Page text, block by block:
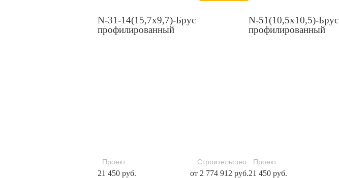
N-31-14(15,7х9,7)-Брус
профилированный
Проект
21 450 руб.
Строительство:
от 2 774 912 руб.
N-51(10,5х10,5)-Брус
профилированный
Проект
21 450 руб.